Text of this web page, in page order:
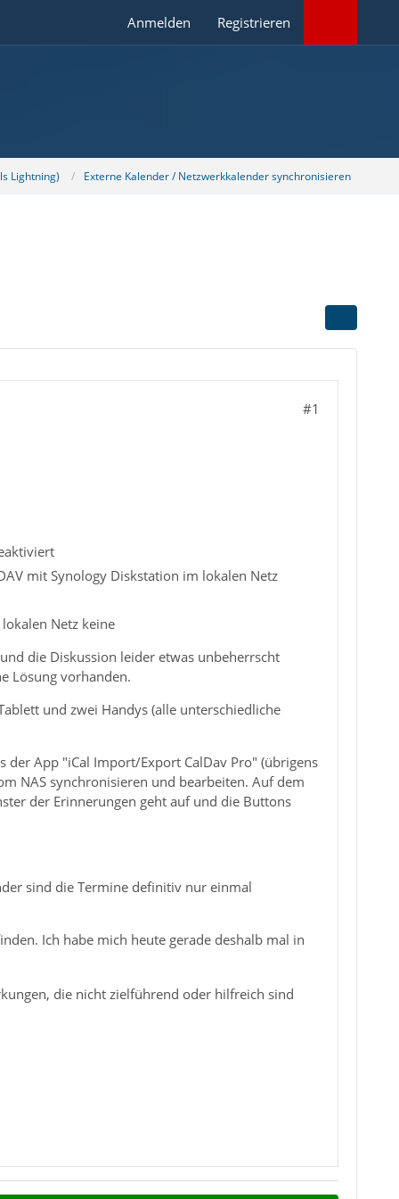
Anmelden Registrieren
Lightning) Externe Kalender / Netzwerkkalender synchronisieren
#1
mit Synology Diskstation im lokalen Netz
Netz keine
die Diskussion leider etwas unbeherrscht
Lösung vorhanden.
und zwei Handys (alle unterschiedliche
App "iCal Import/Export CalDav Pro" (übrigens
NAS synchronisieren und bearbeiten. Auf dem
der Erinnerungen geht auf und die Buttons
sind die Termine definitiv nur einmal
Ich habe mich heute gerade deshalb mal in
die nicht zielführend oder hilfreich sind